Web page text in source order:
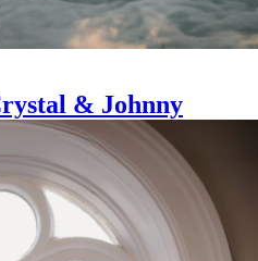
& Johnny